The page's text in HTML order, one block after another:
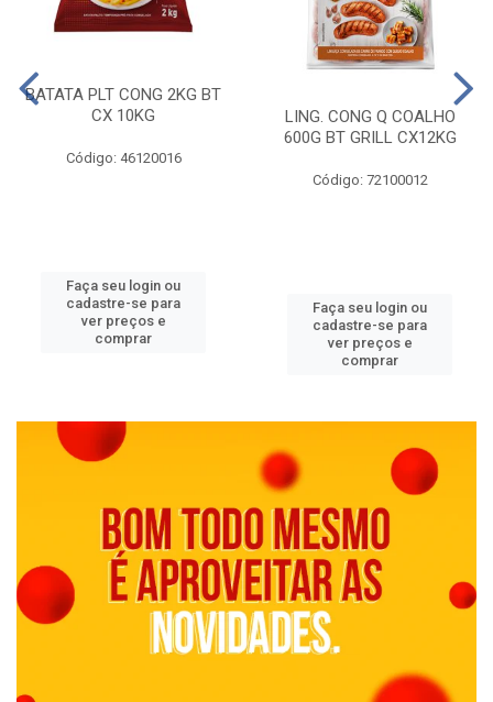
BATATA PLT CONG 2KG BT
CX 10KG
Código: 46120016
Faça seu login ou
cadastre-se para
ver preços e
comprar
LING. CONG Q COALHO
600G BT GRILL CX12KG
Código: 72100012
Faça seu login ou
cadastre-se para
ver preços e
comprar